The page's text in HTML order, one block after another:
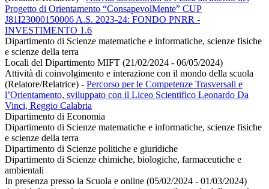
Progetto di Orientamento “ConsapevolMente” CUP
J81I23000150006 A.S. 2023-24: FONDO PNRR -
INVESTIMENTO 1.6
Dipartimento di Scienze matematiche e informatiche, scienze fisiche
e scienze della terra
Locali del Dipartimento MIFT (21/02/2024 - 06/05/2024)
Attività di coinvolgimento e interazione con il mondo della scuola
(Relatore/Relatrice) - Percorso per le Competenze Trasversali e
l’Orientamento, sviluppato con il Liceo Scientifico Leonardo Da
Vinci, Reggio Calabria
Dipartimento di Economia
Dipartimento di Scienze matematiche e informatiche, scienze fisiche
e scienze della terra
Dipartimento di Scienze politiche e giuridiche
Dipartimento di Scienze chimiche, biologiche, farmaceutiche e
ambientali
In presenza presso la Scuola e online (05/02/2024 - 01/03/2024)